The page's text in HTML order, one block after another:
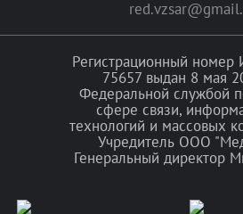
Регистрационный
75657 выдан 8 мая
Федеральной службой
сфере связи,
технологий и массовых
Учредитель ООО
Генеральный директор